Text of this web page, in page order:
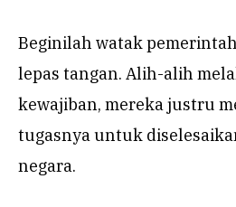
Beginilah watak
lepas tangan. Alih-alih
kewajiban, mereka justru
tugasnya untuk
negara.